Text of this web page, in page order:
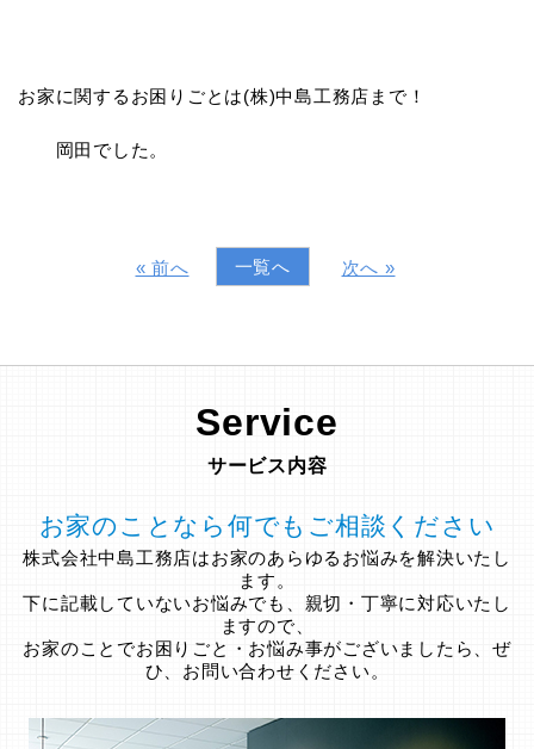
お家に関するお困りごとは(株)中島工務店まで！
岡田でした。
« 前へ 一覧へ 次へ »
Service
サービス内容
お家のことなら何でもご相談ください
株式会社中島工務店はお家のあらゆるお悩みを解決いたし
ます。
下に記載していないお悩みでも、親切・丁寧に対応いたし
ますので、
お家のことでお困りごと・お悩み事がございましたら、ぜ
ひ、お問い合わせください。